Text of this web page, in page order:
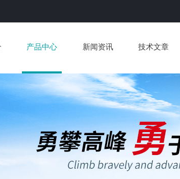
产品中心 新闻资讯 技术文章